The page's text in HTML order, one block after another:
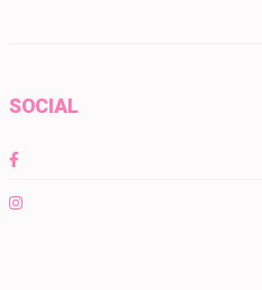
SOCIAL